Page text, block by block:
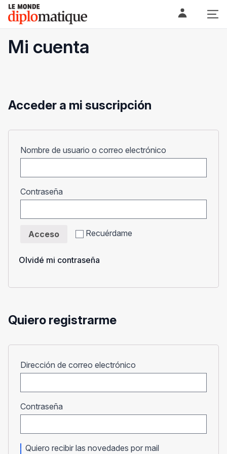
Skip
content
Le monde diplomatique
Mi cuenta
Acceder a mi suscripción
Nombre de usuario o correo electrónico
Contraseña
Recuérdame
Acceso
Olvidé mi contraseña
Quiero registrarme
Dirección de correo electrónico
Contraseña
Quiero recibir las novedades por mail